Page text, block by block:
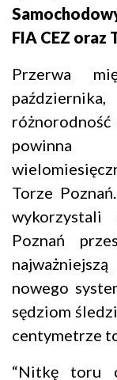
FIA CEZ oraz
Przerwa
powinna
Torze
Poznań
nowego
sędziom
centymetrze
“Nitkę toru